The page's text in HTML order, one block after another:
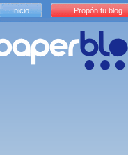
Inicio Propón tu blog